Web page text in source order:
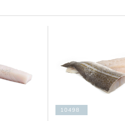
10498